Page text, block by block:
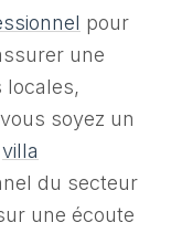
pour
une
locales,
soyez un
villa
du secteur
une écoute